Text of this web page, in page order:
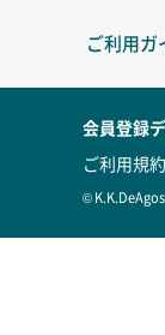
ご利用ガ
会員登録
ご利用規
©